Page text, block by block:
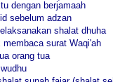
dengan berjamaah
sebelum adzan
shalat dhuha
membaca surat Waqi'ah
orang tua